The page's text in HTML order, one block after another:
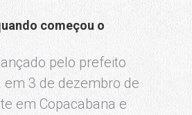
começou o
pelo prefeito
3 de dezembro de
em Copacabana e